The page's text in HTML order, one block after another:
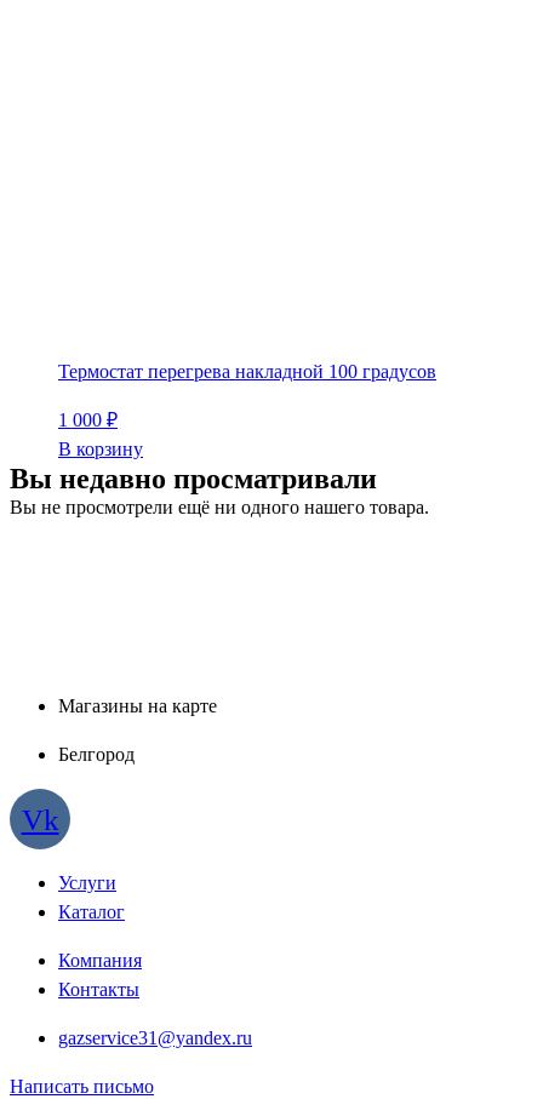
Термостат перегрева накладной 100 градусов
1 000 ₽
В корзину
Вы недавно просматривали
Вы не просмотрели ещё ни одного нашего товара.
Магазины на карте
Белгород
Vk
Услуги
Каталог
Компания
Контакты
gazservice31@yandex.ru
Написать письмо